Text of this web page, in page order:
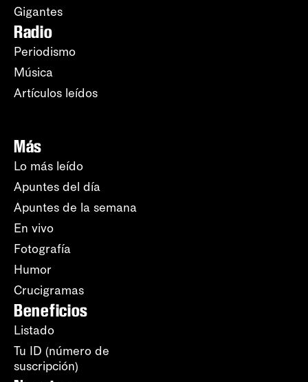
Gigantes
Radio
Periodismo
Música
Artículos leídos
Más
Lo más leído
Apuntes del día
Apuntes de la semana
En vivo
Fotografía
Humor
Crucigramas
Beneficios
Listado
Tu ID (número de
suscripción)